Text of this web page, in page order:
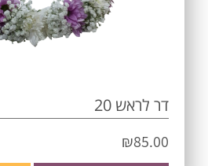
דר לראש 20
₪85.00